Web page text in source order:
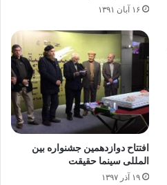
۱۶ آبان ۱۳۹۱
افتتاح دوازدهمین جشنواره بین
المللی سینما حقیقت
۱۹ آذر ۱۳۹۷